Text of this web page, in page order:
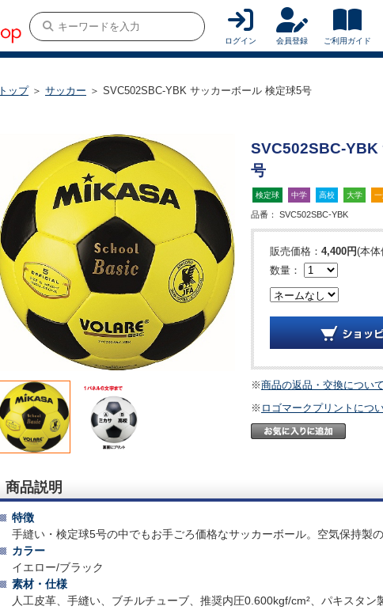
ログイン 会員登録 ご利用ガイド
トップ ＞ サッカー ＞ SVC502SBC-YBK サッカーボール 検定球5号
SVC502SBC-YBK
号
検定球 中学 高校 大学
品番： SVC502SBC-YBK
販売価格： 4,400円(本体
数量：
※商品の返品・交換について
※ ロゴマークプリントにつ
商品説明
特徴
手縫い・検定球5号の中でもお手ごろ価格なサッカーボール。空気保持製
カラー
イエロー/ブラック
素材・仕様
人工皮革、手縫い、ブチルチューブ、推奨内圧0.600kgf/cm²、パキスタン